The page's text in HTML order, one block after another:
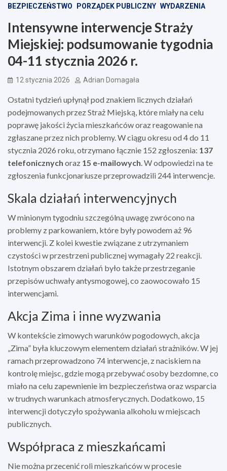
BEZPIECZEŃSTWO PORZĄDEK PUBLICZNY WYDARZENIA
Intensywne interwencje Straży
Miejskiej: podsumowanie tygodnia
04-11 stycznia 2026 r.
12 stycznia 2026 Adrian Domagała
Ostatni tydzień upłynął pod znakiem licznych działań
podejmowanych przez Straż Miejską, które miały na celu
poprawę jakości życia mieszkańców oraz reagowanie na
zgłaszane przez nich problemy. W ciągu okresu od 4 do 11
stycznia 2026 roku, otrzymano łącznie 152 zgłoszenia: 137
telefonicznych oraz 15 e-mailowych. W odpowiedzi na te
zgłoszenia funkcjonariusze przeprowadzili 244 interwencje.
Skala działań interwencyjnych
W minionym tygodniu szczególną uwagę zwrócono na
problemy z parkowaniem, które były powodem aż 96
interwencji. Z kolei kwestie związane z utrzymaniem
czystości w przestrzeni publicznej wymagały 22 reakcji.
Istotnym obszarem działań było także przestrzeganie
przepisów uchwały antysmogowej, co zaowocowało 15
interwencjami.
Akcja Zima i inne wyzwania
W kontekście zimowych warunków pogodowych, akcja
„Zima” była kluczowym elementem działań strażników. W jej
ramach przeprowadzono 74 interwencje, z naciskiem na
kontrolę miejsc, gdzie mogą przebywać osoby bezdomne, co
miało na celu zapewnienie im bezpieczeństwa oraz wsparcia
w trudnych warunkach atmosferycznych. Dodatkowo, 15
interwencji dotyczyło spożywania alkoholu w miejscach
publicznych.
Współpraca z mieszkańcami
Nie można przecenić roli mieszkańców w procesie